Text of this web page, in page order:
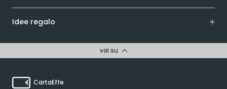
Idee regalo
vai su
CartaEffe